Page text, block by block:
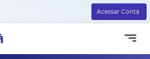
Acessar Conta